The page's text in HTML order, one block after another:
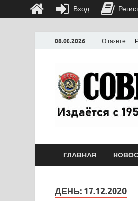
08.08.2026 О газете
ГЛАВНАЯ
ДЕНЬ: 17.12.2020
Вход